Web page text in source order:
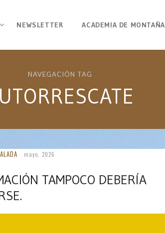
NEWSLETTER ACADEMIA DE MONTAÑA
NAVEGACIÓN TAG
mayo, 2026
TAMPOCO DEBERÍA